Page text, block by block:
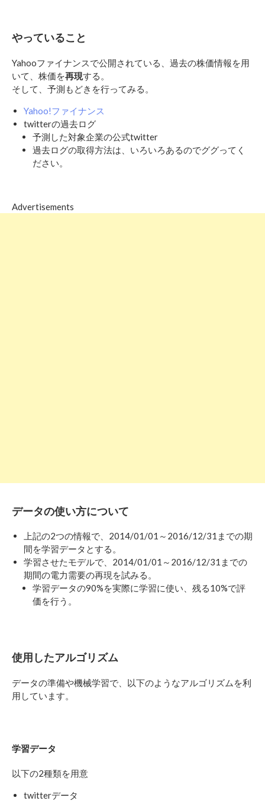
やっていること
Yahooファイナンスで公開されている、過去の株価情報を用
いて、株価を再現する。
そして、予測もどきを行ってみる。
Yahoo!ファイナンス
twitterの過去ログ
予測した対象企業の公式twitter
過去ログの取得方法は、いろいろあるのでググってく
ださい。
Advertisements
データの使い方について
上記の2つの情報で、2014/01/01～2016/12/31までの期
間を学習データとする。
学習させたモデルで、2014/01/01～2016/12/31までの
期間の電力需要の再現を試みる。
学習データの90%を実際に学習に使い、残る10%で評
価を行う。
使用したアルゴリズム
データの準備や機械学習で、以下のようなアルゴリズムを利
用しています。
学習データ
以下の2種類を用意
twitterデータ